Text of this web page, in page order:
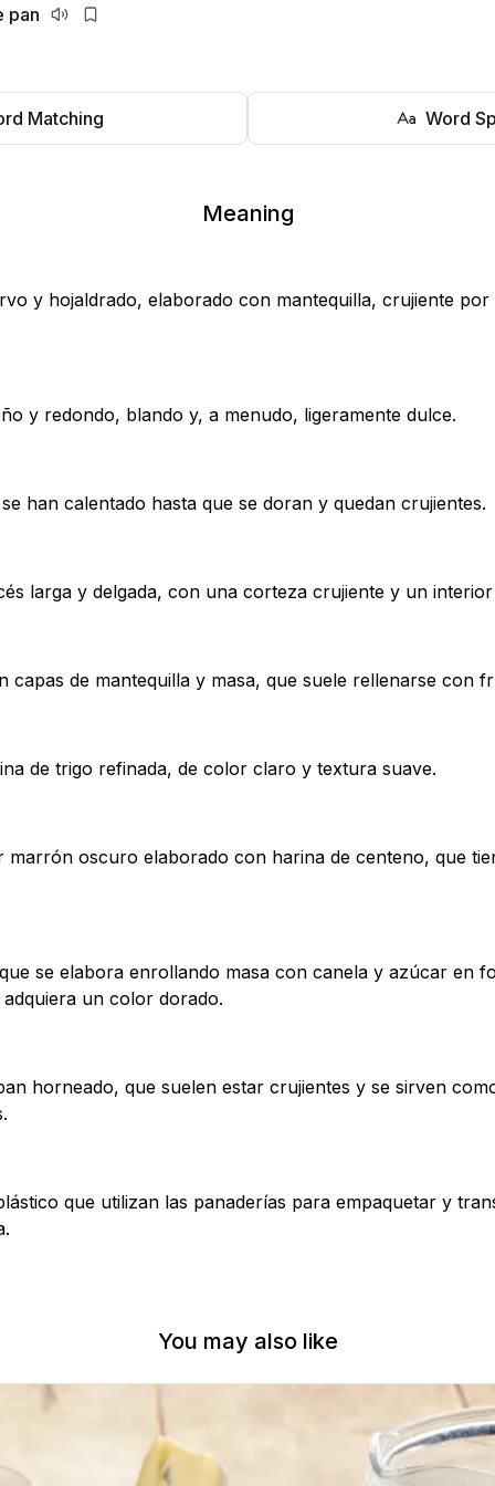
pan
Matching Word
Meaning
y hojaldrado, elaborado con mantequilla, crujiente
y redondo, blando y, a menudo, ligeramente dulce.
han calentado hasta que se doran y quedan crujientes.
larga y delgada, con una corteza crujiente y un
capas de mantequilla y masa, que suele rellenarse con
de trigo refinada, de color claro y textura suave.
marrón oscuro elaborado con harina de centeno, que
se elabora enrollando masa con canela y azúcar en
un color dorado.
horneado, que suelen estar crujientes y se sirven
que utilizan las panaderías para empaquetar y
You may also like